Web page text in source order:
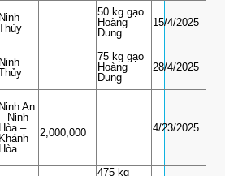
Ninh
50 kg gạo
Hoàng
Dung
15/4/2025
Ninh
75 kg gạo
Hoàng
Dung
28/4/2025
Ninh An
Ninh
Hòa –
Khánh
Hòa
2,000,000 4/23/2025
475 kg